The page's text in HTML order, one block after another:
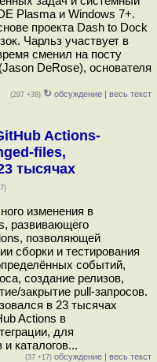
Plasma и Windows 7+.
проекта Dash to Dock
Чарльз участвует в
сменил на посту
DeRose), основателя
(297 +38) ↻ обсуждение | весь текст
Actions-
files,
тысячах
изменения в
развивающего
позволяющей
сборки и тестирования
событий,
создание релизов,
закрытие pull-запросов.
в 23 тысячах
Actions в
для
каталогов...
(37 +17) обсуждение | весь текст